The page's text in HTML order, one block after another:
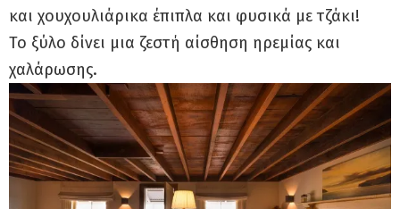
και χουχουλιάρικα έπιπλα και φυσικά με τζάκι!
Το ξύλο δίνει μια ζεστή αίσθηση ηρεμίας και
χαλάρωσης.